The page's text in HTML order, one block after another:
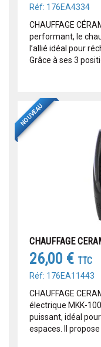
Réf: 176EA4334
CHAUFFAGE
performant, le
l’allié idéal pour
Grâce à ses 3
NOUVEAU
CHAUFFAGE
26,00 € TTC
Réf: 176EA11443
CHAUFFAGE
électrique MKK-
puissant, idéal
espaces. Il propose